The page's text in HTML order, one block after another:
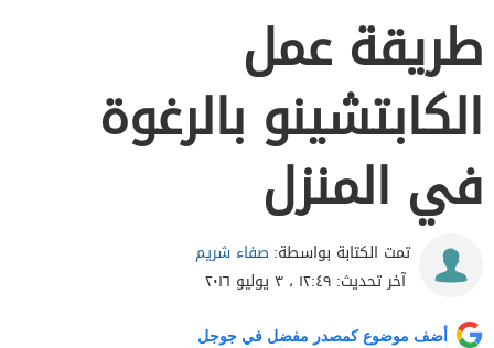
طريقة عمل
الكابتشينو بالرغوة
في المنزل
تمت الكتابة بواسطة: صفاء شريم
آخر تحديث: ١٢:٤٩ ، ٣ يوليو ٢٠١٦
أضف موضوع كمصدر مفضل في جوجل